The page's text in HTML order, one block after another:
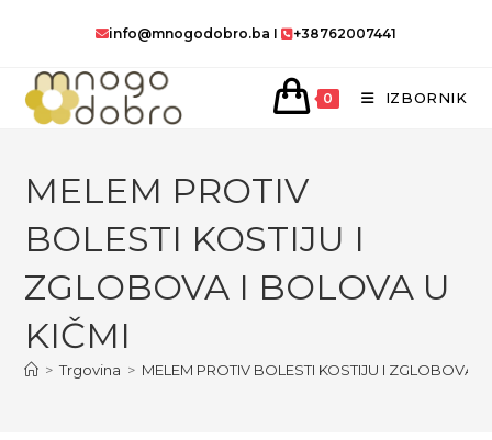
sadržaj
info@mnogodobro.ba I +38762007441
0 IZBORNIK
MELEM PROTIV
BOLESTI KOSTIJU I
ZGLOBOVA I BOLOVA U
KIČMI
> Trgovina > MELEM PROTIV BOLESTI KOSTIJU I ZGLOBOVA I